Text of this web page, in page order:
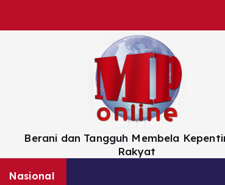
Berani dan Tangguh Membela
Rakyat
Nasional